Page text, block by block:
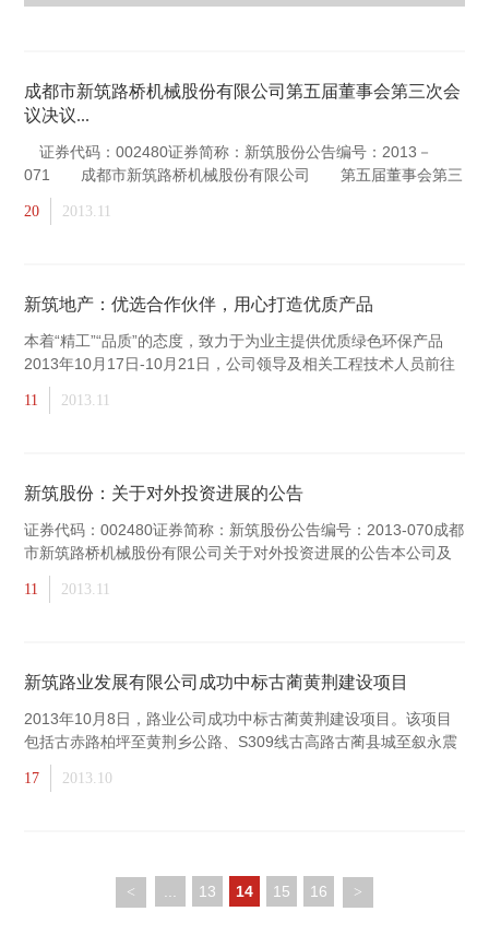
成都市新筑路桥机械股份有限公司第五届董事会第三次会
议决议...
证券代码：002480证券简称：新筑股份公告编号：2013－
071 成都市新筑路桥机械股份有限公司 第五届董事会第三
次会议决议公告 本公司及董事会全体成员保证信息披露内容
20 2013.11
新筑地产：优选合作伙伴，用心打造优质产品
本着“精工”“品质”的态度，致力于为业主提供优质绿色环保产品
2013年10月17日-10月21日，公司领导及相关工程技术人员前往
北京和杭州对无负压二次供水设
11 2013.11
新筑股份：关于对外投资进展的公告
证券代码：002480证券简称：新筑股份公告编号：2013-070成都
市新筑路桥机械股份有限公司关于对外投资进展的公告本公司及
董事会全体成
11 2013.11
新筑路业发展有限公司成功中标古蔺黄荆建设项目
2013年10月8日，路业公司成功中标古蔺黄荆建设项目。该项目
包括古赤路柏坪至黄荆乡公路、S309线古高路古蔺县城至叙永震
东段路面（德耀改线段），总投资22,211万元，建设工期共18个
17 2013.10
< 13 14 15 16 >